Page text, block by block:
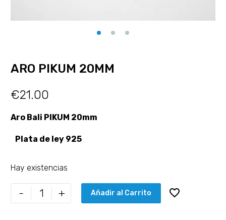
ARO PIKUM 20MM
€21.00
Aro Bali PIKUM 20mm
Plata de ley 925
Hay existencias
- + Añadir al Carrito